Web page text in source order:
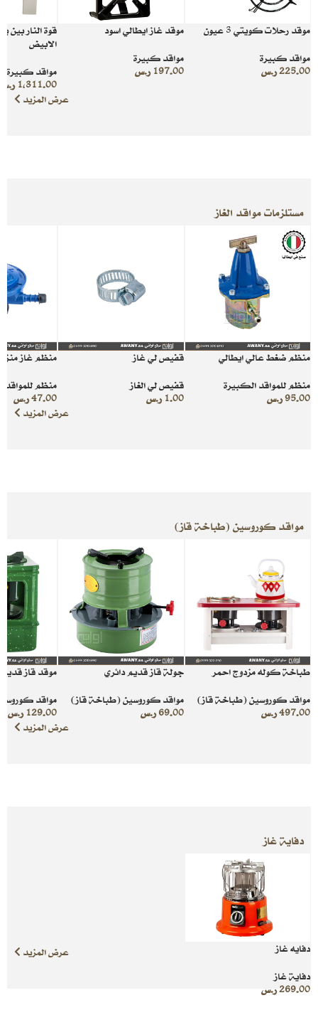
موقد رحلات كويتي 3 عيون
مواقد كبيرة
225.00ر.س
موقد غاز ايطالي اسود
مواقد كبيرة
197.00 ر.س
قوة النار بين
الابيض
مواقد كبيرة
1,311.00 ر.س
عرض المزيد
مستلزمات مواقد الغاز
منظم ضغط عالي ايطالي
منظم للمواقد الكبيرة
95.00ر.س
قفيص لي غاز
قفيص لي الغاز
1.00 ر.س
منظم غاز
منظم للمواقد
47.00ر.س
عرض المزيد
مواقد كوروسين (طباخة قاز)
طباخة كوله مزدوج احمر
مواقد كوروسين (طباخة قاز)
497.00ر.س
جولة قاز قديم دائري
مواقد كوروسين (طباخة قاز)
69.00 ر.س
موقد قاز
مواقد
129.00 ر.س
عرض المزيد
دفاية غاز
دفايه غاز
دفاية غاز
269.00ر.س
عرض المزيد